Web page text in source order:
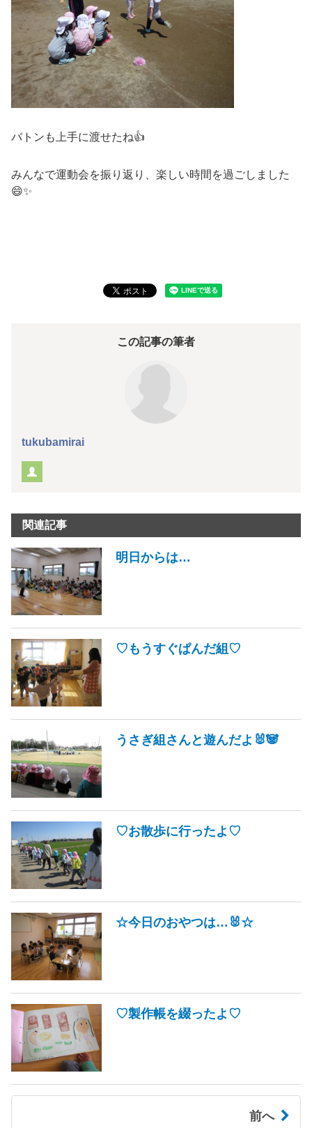
バトンも上手に渡せたね👍
みんなで運動会を振り返り、楽しい時間を過ごしました
😄✨
この記事の筆者
tukubamirai
関連記事
明日からは…
♡もうすぐぱんだ組♡
うさぎ組さんと遊んだよ🐰🐼
♡お散歩に行ったよ♡
☆今日のおやつは…🐰☆
♡製作帳を綴ったよ♡
前へ